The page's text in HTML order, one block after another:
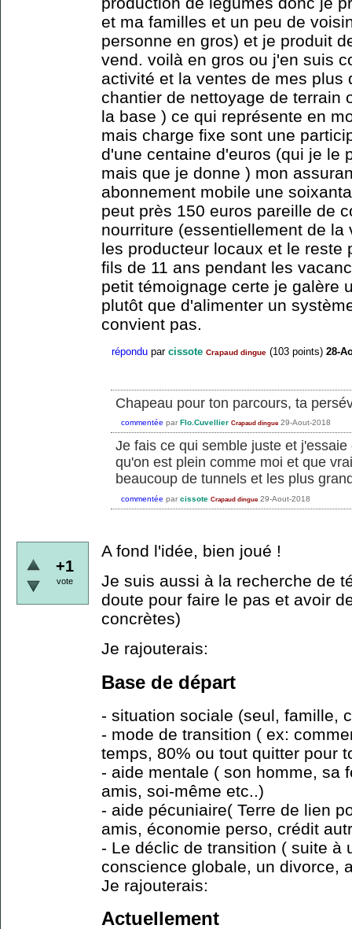
et ma familles et un peu de
personne en gros) et je produit
vend. voilà en gros ou j'en suis
activité et la ventes de mes plus
chantier de nettoyage de terrain
la base ) ce qui représente en
mais charge fixe sont une
d'une centaine d'euros (qui je le
mais que je donne ) mon
abonnement mobile une
peut près 150 euros pareille de
nourriture (essentiellement de
les producteur locaux et le reste
fils de 11 ans pendant les
petit témoignage certe je galère
plutôt que d'alimenter un
convient pas.
répondu par cissote Crapaud dingue (103 points) 28-
Chapeau pour ton parcours, ta
commentée par Flo.Cuvellier Crapaud dingue 29-Aout-2018
Je fais ce qui semble juste et
qu'on est plein comme moi et que
beaucoup de tunnels et les plus
commentée par cissote Crapaud dingue 29-Aout-2018
+1
vote
A fond l'idée, bien joué !
Je suis aussi à la recherche de
doute pour faire le pas et avoir
concrètes)
Je rajouterais:
Base de départ
- situation sociale (seul, famille,
- mode de transition ( ex:
temps, 80% ou tout quitter pour
- aide mentale ( son homme, sa
amis, soi-même etc..)
- aide pécuniaire( Terre de lien
amis, économie perso, crédit
- Le déclic de transition ( suite à
conscience globale, un divorce,
Je rajouterais:
Actuellement